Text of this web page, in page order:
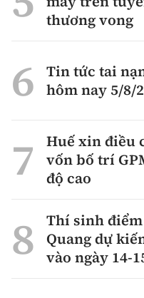
thương vong
Tin tức tai
hôm nay 5/8/
Huế xin điều
vốn bố trí
độ cao
Thí sinh
Quang dự
vào ngày 14-